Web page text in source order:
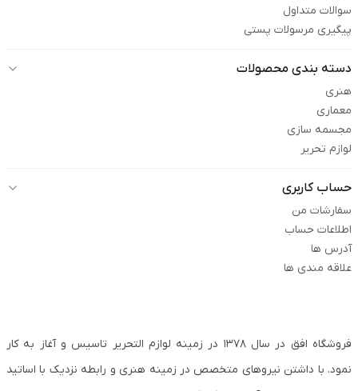
سوالات متداول
پیگیری مرسولات پستی
دسته بندی محصولات
هنری
معماری
مجسمه سازی
لوازم تحریر
حساب کاربری
سفارشات من
اطلاعات حساب
آدرس ها
علاقه مندی ها
فروشگاه افق در سال ۱۳۷۸ در زمینه لوازم التحریر تاسیس و آغاز به کار
نمود. با داشتن نیروهای متخصص در زمینه هنری و رابطه نزدیک با اساتید